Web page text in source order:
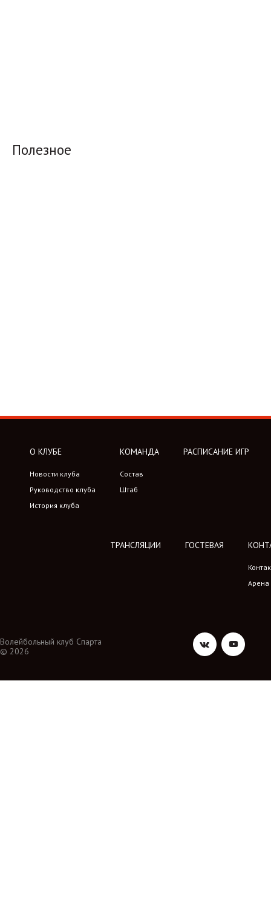
Полезное
О КЛУБЕ
Новости клуба
Руководство клуба
История клуба
КОМАНДА
Состав
Штаб
РАСПИСАНИЕ ИГР
ТРАНСЛЯЦИИ ГОСТЕВАЯ
Арена
Волейбольный клуб Спарта
© 2026